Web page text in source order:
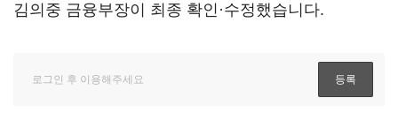
김의중 금융부장이 최종 확인·수정했습니다.